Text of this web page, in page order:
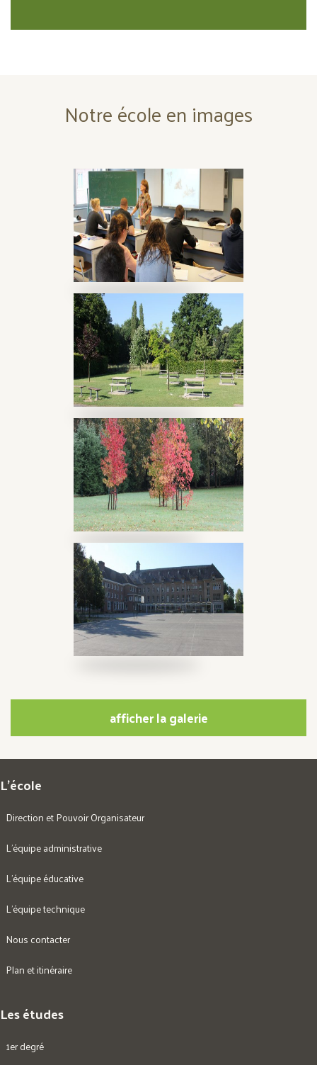
Notre école en images
afficher la galerie
L’école
Direction et Pouvoir Organisateur
L’équipe administrative
L’équipe éducative
L’équipe technique
Nous contacter
Plan et itinéraire
Les études
1er degré